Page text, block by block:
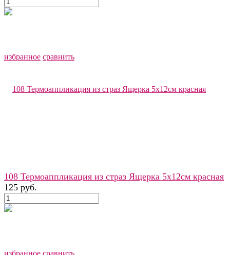
избранное сравнить
избранное сравнить
108 Термоаппликация из страз Ящерка 5х12см красная
125 руб.